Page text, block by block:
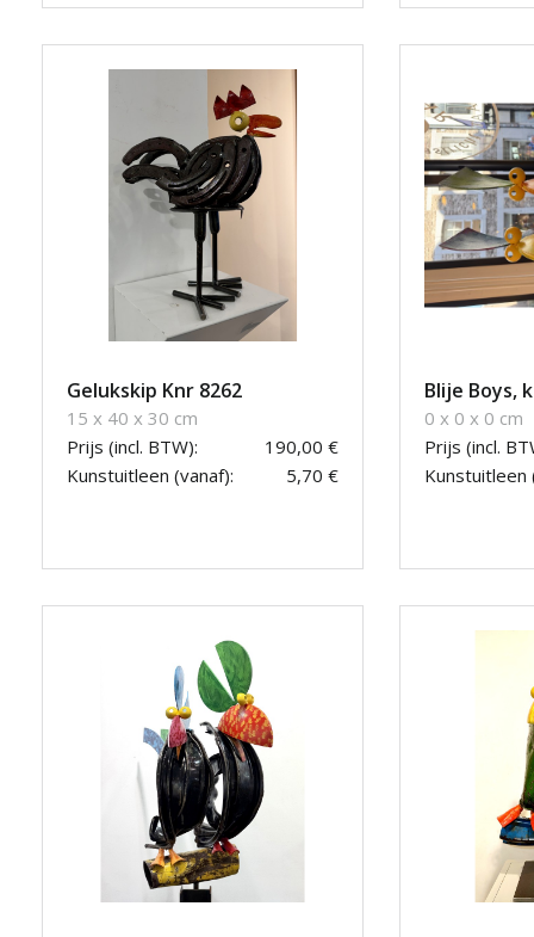
Gelukskip Knr 8262
15 x 40 x 30 cm
Prijs (incl. BTW):
190,00 €
Kunstuitleen (vanaf):
5,70 €
Blije Boys,
0 x 0 x 0 cm
Prijs (incl.
Kunstuitleen